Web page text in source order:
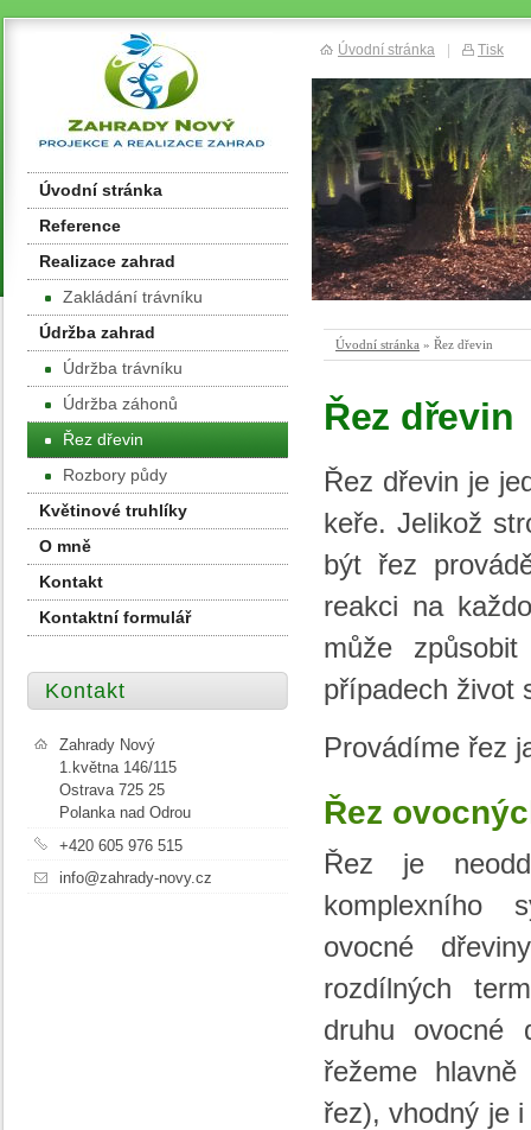
Úvodní stránka » Řez dřevin
Řez dřevin
Řez dřevin je
keře. Jelikož
být řez
reakci na
může
případech život
Provádíme řez
Řez
Řez je
komplexního
ovocné
rozdílných
druhu ovocné
řežeme
řez), vhodný je
Úvodní stránka
Reference
Realizace zahrad
Zakládání trávníku
Údržba zahrad
Údržba trávníku
Údržba záhonů
Řez dřevin
Rozbory půdy
Květinové truhlíky
O mně
Kontakt
Kontaktní formulář
Kontakt
Zahrady Nový
1.května 146/115
Ostrava 725 25
Polanka nad Odrou
+420 605 976 515
info@zahrady-novy.cz
Úvodní stránka | Tisk